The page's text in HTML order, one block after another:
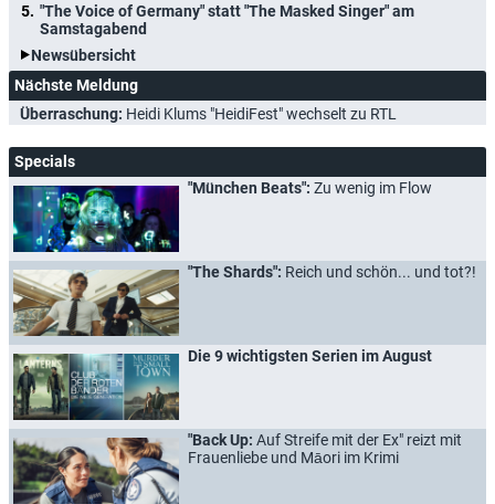
"The Voice of Germany" statt "The Masked Singer" am
Samstagabend
Newsübersicht
Nächste Meldung
Überraschung: Heidi Klums "HeidiFest" wechselt zu RTL
Specials
"München Beats": Zu wenig im Flow
"The Shards": Reich und schön... und tot?!
Die 9 wichtigsten Serien im August
"Back Up: Auf Streife mit der Ex" reizt mit
Frauenliebe und Māori im Krimi